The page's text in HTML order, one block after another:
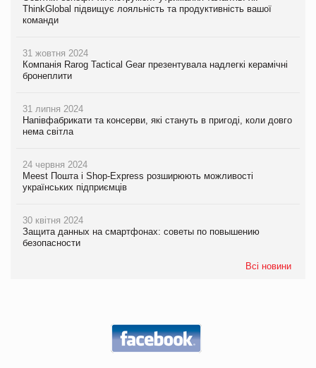
ThinkGlobal підвищує лояльність та продуктивність вашої
команди
31 жовтня 2024
Компанія Rarog Tactical Gear презентувала надлегкі керамічні
бронеплити
31 липня 2024
Напівфабрикати та консерви, які стануть в пригоді, коли довго
нема світла
24 червня 2024
Meest Пошта і Shop-Express розширюють можливості
українських підприємців
30 квітня 2024
Защита данных на смартфонах: советы по повышению
безопасности
Всі новини